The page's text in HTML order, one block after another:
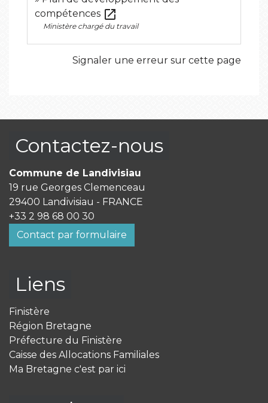
compétences open_in_new
Ministère chargé du travail
Signaler une erreur sur cette page
Contactez-nous
Commune de Landivisiau
19 rue Georges Clemenceau
29400 Landivisiau - FRANCE
+33 2 98 68 00 30
Contact par formulaire
Liens
Finistère
Région Bretagne
Préfecture du Finistère
Caisse des Allocations Familiales
Ma Bretagne c'est par ici